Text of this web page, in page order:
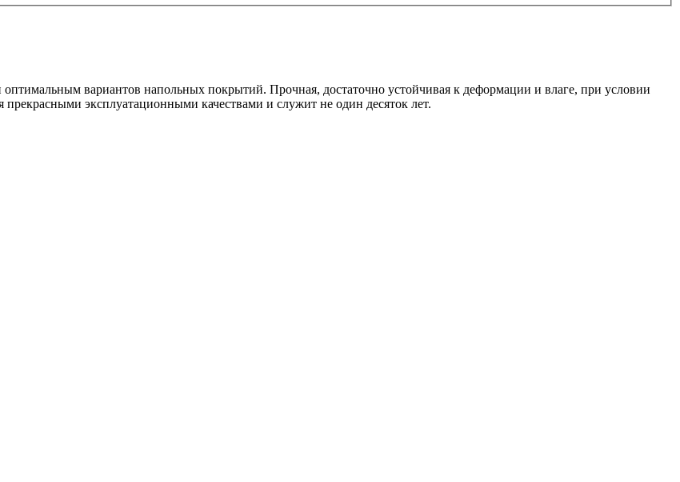
оптимальным вариантов напольных покрытий. Прочная, достаточно устойчивая к деформации и влаге, при условии
эксплуатационными качествами и служит не один десяток лет.